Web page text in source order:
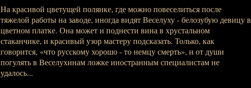
На красивой цветущей полянке, где можно повеселиться после
тяжелой работы на заводе, иногда видят Веселуху - белозубую девицу в
цветном платке. Она может и поднести вина в хрустальном
стаканчике, и красивый узор мастеру подсказать. Только, как
говорится, «что русскому хорошо - то немцу смерть», и от души
погулять в Веселухинам ложке иностранным специалистам не
удалось...